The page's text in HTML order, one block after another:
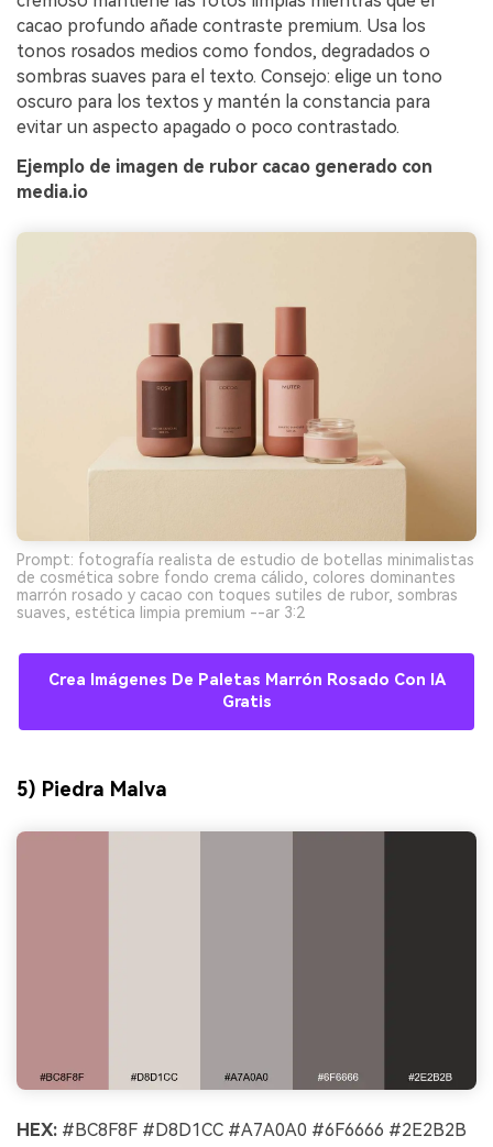
cacao profundo añade contraste premium. Usa los
tonos rosados medios como fondos, degradados o
sombras suaves para el texto. Consejo: elige un tono
oscuro para los textos y mantén la constancia para
evitar un aspecto apagado o poco contrastado.
Ejemplo de imagen de rubor cacao generado con
media.io
Prompt: fotografía realista de estudio de botellas minimalistas
de cosmética sobre fondo crema cálido, colores dominantes
marrón rosado y cacao con toques sutiles de rubor, sombras
suaves, estética limpia premium --ar 3:2
Crea Imágenes De Paletas Marrón Rosado Con IA
Gratis
5) Piedra Malva
HEX: #BC8F8F #D8D1CC #A7A0A0 #6F6666 #2E2B2B